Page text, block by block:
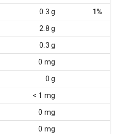
0.3 g 1%
2.8 g
0.3 g
0 mg
0 g
< 1 mg
0 mg
0 mg